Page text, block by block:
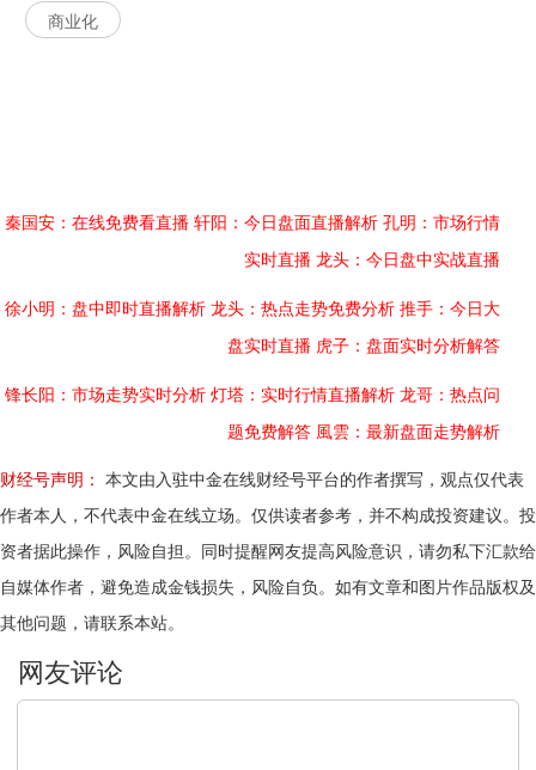
商业化
秦国安：在线免费看直播 轩阳：今日盘面直播解析 孔明：市场行情
实时直播 龙头：今日盘中实战直播
徐小明：盘中即时直播解析 龙头：热点走势免费分析 推手：今日大
盘实时直播 虎子：盘面实时分析解答
锋长阳：市场走势实时分析 灯塔：实时行情直播解析 龙哥：热点问
题免费解答 風雲：最新盘面走势解析
财经号声明：
本文由入驻中金在线财经号平台的作者撰写，观点仅代表
作者本人，不代表中金在线立场。仅供读者参考，并不构成投资建议。投
资者据此操作，风险自担。同时提醒网友提高风险意识，请勿私下汇款给
自媒体作者，避免造成金钱损失，风险自负。如有文章和图片作品版权及
其他问题，请联系本站。